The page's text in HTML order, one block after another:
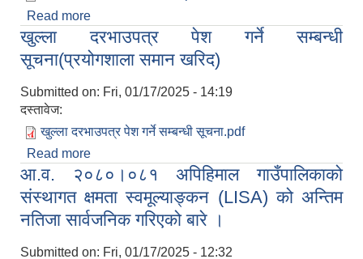
Read more
खुल्ला दरभाउपत्र पेश गर्ने सम्बन्धी
सूचना(प्रयोगशाला समान खरिद)
Submitted on: Fri, 01/17/2025 - 14:19
दस्तावेज:
खुल्ला दरभाउपत्र पेश गर्ने सम्बन्धी सूचना.pdf
Read more
सूचना(प्रयोगशाला समान खरिद)
आ.व. २०८०।०८१ अपिहिमाल गाउँपालिकाको
संस्थागत क्षमता स्वमूल्याङ्कन (LISA) को अन्तिम
नतिजा सार्वजनिक गरिएको बारे ।
Submitted on: Fri, 01/17/2025 - 12:32